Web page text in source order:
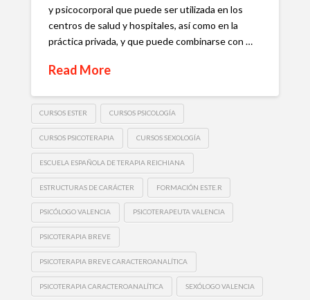
y psicocorporal que puede ser utilizada en los
centros de salud y hospitales, así como en la
práctica privada, y que puede combinarse con …
Read More
CURSOS ESTER CURSOS PSICOLOGÍA
CURSOS PSICOTERAPIA CURSOS SEXOLOGÍA
ESCUELA ESPAÑOLA DE TERAPIA REICHIANA
ESTRUCTURAS DE CARÁCTER FORMACIÓN ES.TE.R
PSICÓLOGO VALENCIA PSICOTERAPEUTA VALENCIA
PSICOTERAPIA BREVE
PSICOTERAPIA BREVE CARACTEROANALÍTICA
PSICOTERAPIA CARACTEROANALÍTICA SEXÓLOGO VALENCIA